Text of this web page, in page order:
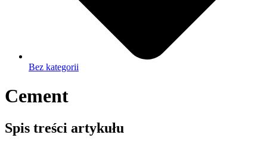
Bez kategorii
Cement
Spis treści artykułu